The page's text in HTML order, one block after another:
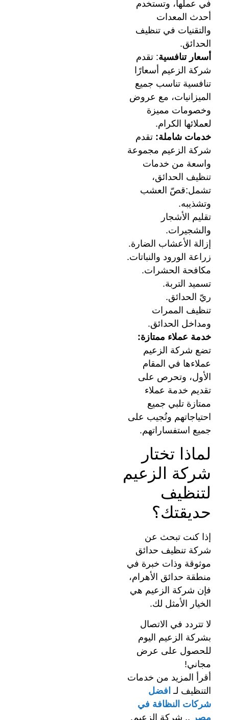
في عملها، وتستخدم
أحدث المعدات
والتقنيات في تنظيف
الحدائق.
أسعار تنافسية: تقدم
شركة الزعيم أسعارًا
تنافسية تناسب جميع
الميزانيات، مع عروض
وخصومات مميزة
لعملائها الكرام.
خدمات شاملة: تقدم
شركة الزعيم مجموعة
واسعة من خدمات
تنظيف الحدائق،
تشمل:قصّ العشب
وتشذيبه.
تقليم الأشجار
والشجيرات.
إزالة الأعشاب الضارة.
زراعة الورود والنباتات.
مكافحة الحشرات.
تسميد التربة.
ريّ الحدائق.
تنظيف الممرات
ومداخل الحدائق.
خدمة عملاء ممتازة:
تضع شركة الزعيم
عملاءها في المقام
الأول، وتحرص على
تقديم خدمة عملاء
ممتازة تلبي جميع
احتياجاتهم وتُجيب على
جميع استفساراتهم.
لماذا تختار
شركة الزعيم
لتنظيف
حديقتك؟
إذا كنت تبحث عن
شركة تنظيف حدائق
موثوقة وذات خبرة في
منطقة حدائق الأهرام،
فإن شركة الزعيم هي
الخيار الأمثل لك.
لا تتردد في الاتصال
بشركة الزعيم اليوم
للحصول على عرض
مجاني!
أقرأ المزيد من خدمات
التنظيف لـ افضل
شركات النظافة في
مصر .. شركة الزعيم.